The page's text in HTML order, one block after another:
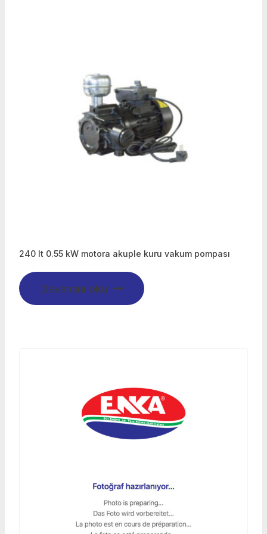
240 lt 0.55 kW motora akuple kuru vakum pompası
Devamını oku